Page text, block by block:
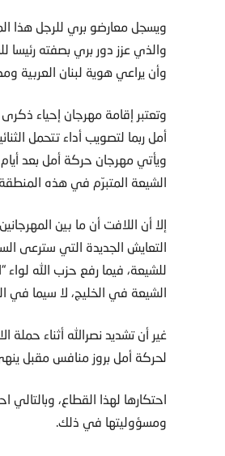
ويسجل معارضو بري للرجل هذا
والذي عزز دور بري بصفته رئيسا
وأن يراعي هوية لبنان العربية
وتعتبر إقامة مهرجان إحياء
أمل ربما لتصويب أداء تتحمل
ويأتي مهرجان حركة أمل بعد
الشيعة المتبرّم في هذه
إلا أن اللافت أن ما بين
التعايش الجديدة التي سترعى
للشيعة، فيما رفع حزب الله لواء
الشيعة في الخليج، لا سيما في
غير أن تشديد نصرالله أثناء حملة
لحركة أمل بروز منافس مقبل
احتكارها لهذا القطاع،
ومسؤوليتها في ذلك.